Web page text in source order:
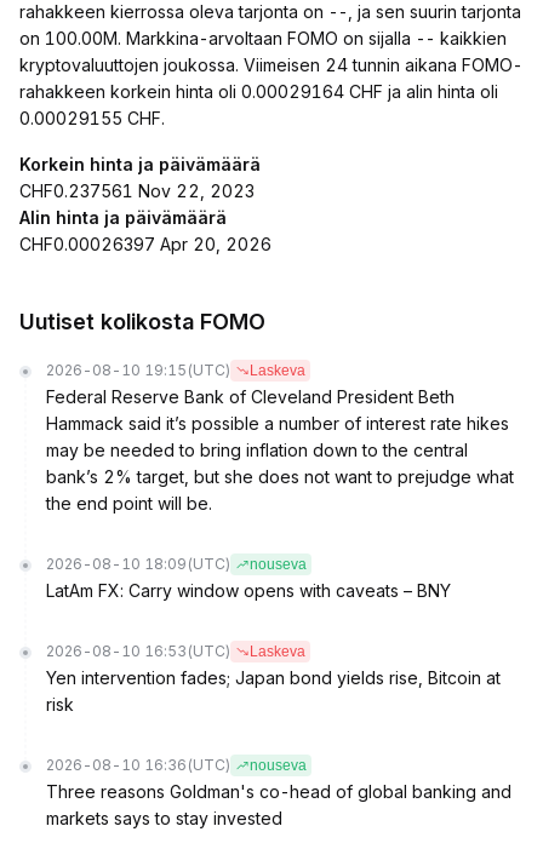
rahakkeen kierrossa oleva tarjonta on --, ja sen suurin tarjonta
on 100.00M. Markkina-arvoltaan FOMO on sijalla -- kaikkien
kryptovaluuttojen joukossa. Viimeisen 24 tunnin aikana FOMO-
rahakkeen korkein hinta oli 0.00029164 CHF ja alin hinta oli
0.00029155 CHF.
Korkein hinta ja päivämäärä
CHF0.237561 Nov 22, 2023
Alin hinta ja päivämäärä
CHF0.00026397 Apr 20, 2026
Uutiset kolikosta FOMO
2026-08-10 19:15 (UTC) Laskeva
Federal Reserve Bank of Cleveland President Beth
Hammack said it’s possible a number of interest rate hikes
may be needed to bring inflation down to the central
bank’s 2% target, but she does not want to prejudge what
the end point will be.
2026-08-10 18:09 (UTC) nouseva
LatAm FX: Carry window opens with caveats – BNY
2026-08-10 16:53 (UTC) Laskeva
Yen intervention fades; Japan bond yields rise, Bitcoin at
risk
2026-08-10 16:36 (UTC) nouseva
Three reasons Goldman's co-head of global banking and
markets says to stay invested